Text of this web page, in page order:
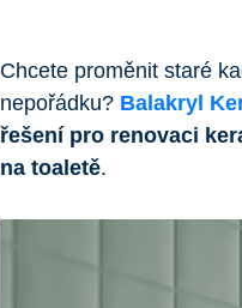
Chcete proměnit staré
nepořádku? Balakryl
řešení pro renovaci
na toaletě.